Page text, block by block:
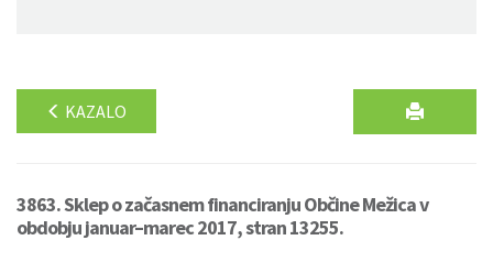
KAZALO
3863. Sklep o začasnem financiranju Občine Mežica v
obdobju januar–marec 2017, stran 13255.